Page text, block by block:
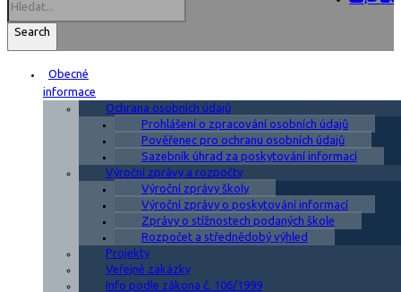
Search
Obecné
informace
Ochrana osobních údajů
Prohlášení o zpracování osobních údajů
Pověřenec pro ochranu osobních údajů
Sazebník úhrad za poskytování informací
Výroční zprávy a rozpočty
Výroční zprávy školy
Výroční zprávy o poskytování informací
Zprávy o stížnostech podaných škole
Rozpočet a střednědobý výhled
Projekty
Veřejné zakázky
Info podle zákona č. 106/1999